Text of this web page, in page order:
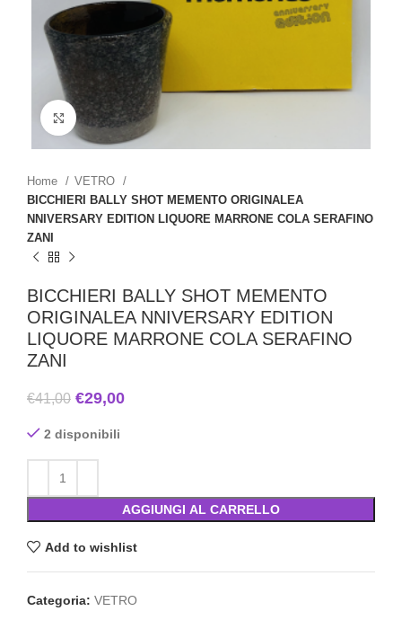
Click to enlarge
Home
VETRO
BICCHIERI BALLY SHOT MEMENTO ORIGINALEA
NNIVERSARY EDITION LIQUORE MARRONE COLA SERAFINO
ZANI
BICCHIERI BALLY SHOT MEMENTO
ORIGINALEA NNIVERSARY EDITION
LIQUORE MARRONE COLA SERAFINO
ZANI
€41,00 €29,00
2 disponibili
AGGIUNGI AL CARRELLO
Add to wishlist
Categoria: VETRO